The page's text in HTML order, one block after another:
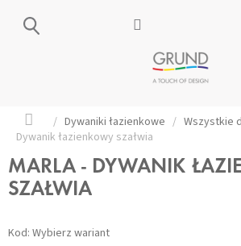
Home
/ Dywaniki łazienkowe / Wszystkie
Dywanik łazienkowy szałwia
MARLA - DYWANIK
SZAŁWIA
Kod: Wybierz wariant